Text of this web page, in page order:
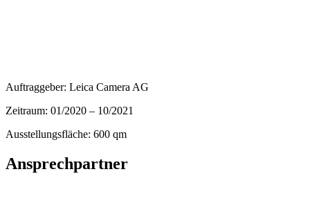
Auftraggeber: Leica Camera AG
Zeitraum: 01/2020 – 10/2021
Ausstellungsfläche: 600 qm
Ansprechpartner